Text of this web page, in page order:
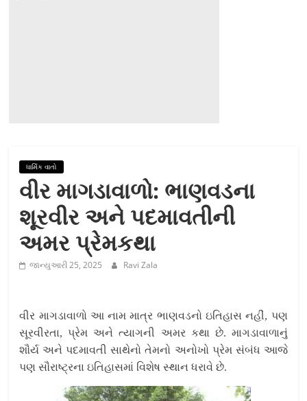
ધાર્મિક વાતો
વીર માગડાવાળો: ભાણવડના
શૂરવીર અને પદમાવતીની
અમર પ્રેમકથા
જાન્યુઆરી 25, 2025 Ravi Zala
વીર માગડાવાળો આ નામ માત્ર ભાણવડનો ઇતિહાસ નહીં, પણ
સૂરવીરતા, પ્રેમ અને ત્યાગની અમર કથા છે. માગડાવાળાનું
શૌર્ય અને પદમાવતી સાથેનો તેમનો અનોખો પ્રેમ સંબંધ આજે
પણ સૌરાષ્ટ્રના ઇતિહાસમાં વિશેષ સ્થાન ધરાવે છે.